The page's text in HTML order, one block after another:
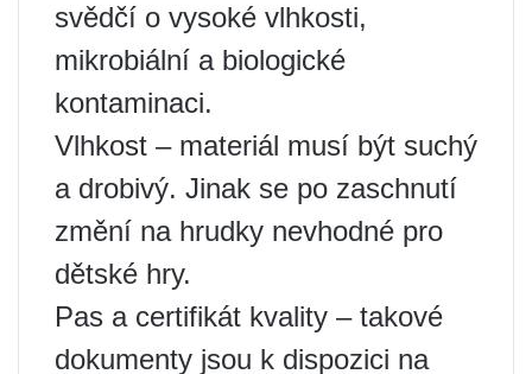
svědčí o vysoké vlhkosti,
mikrobiální a biologické
kontaminaci.
Vlhkost – materiál musí být suchý
a drobivý. Jinak se po zaschnutí
změní na hrudky nevhodné pro
dětské hry.
Pas a certifikát kvality – takové
dokumenty jsou k dispozici na